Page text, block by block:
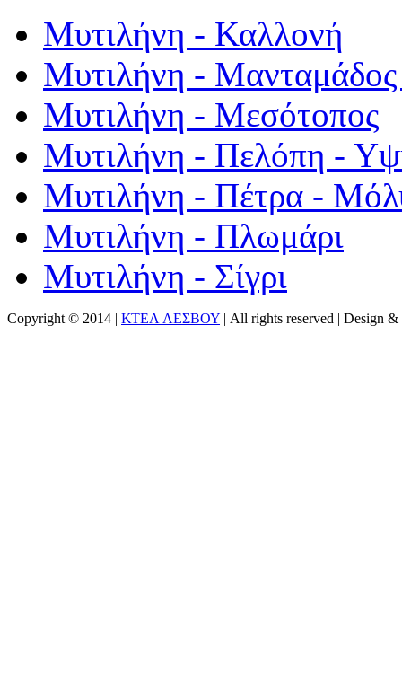
Μυτιλήνη - Καλλονή
Μυτιλήνη - Μανταμάδος
Μυτιλήνη - Μεσότοπος
Μυτιλήνη - Πελόπη -
Μυτιλήνη - Πέτρα -
Μυτιλήνη - Πλωμάρι
Μυτιλήνη - Σίγρι
Copyright © 2014 | ΚΤΕΛ ΛΕΣΒΟΥ | All rights reserved | Design &